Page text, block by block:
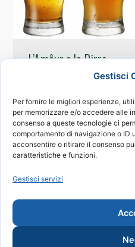
Gestisci
Per fornire le migliori esperienze,
per memorizzare e/o accedere alle
consenso a queste tecnologie ci
comportamento di navigazione o ID
acconsentire o ritirare il consenso
caratteristiche e funzioni.
Gestisci servizi
L’Amâur e le Birre
proam
Al momento
artigianali
Vecchia Orsa…
1